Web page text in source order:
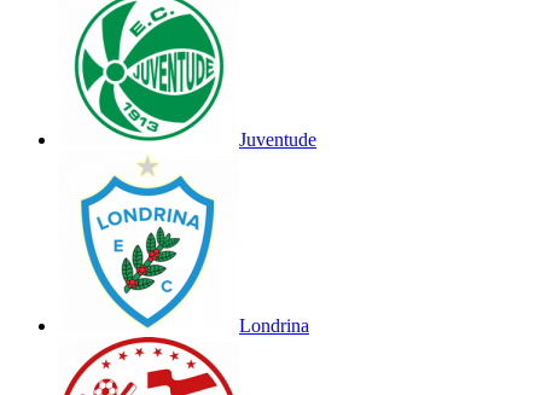
Juventude
Londrina